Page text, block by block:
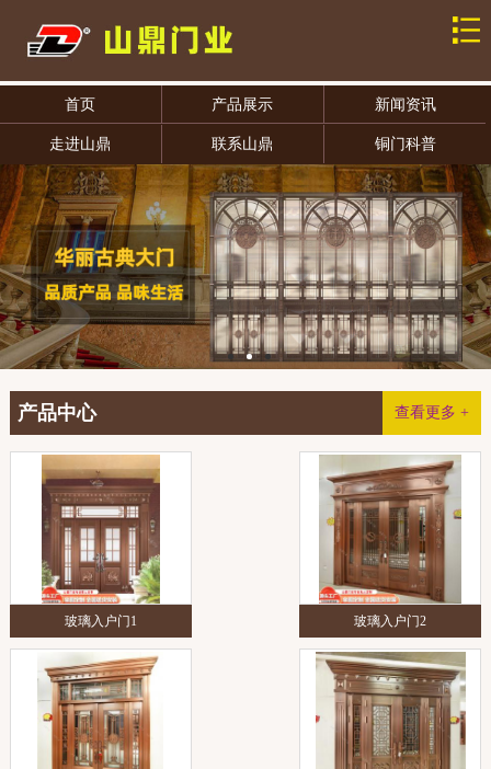
首页 产品展示 新闻资讯
走进山鼎 联系山鼎 铜门科普
查看更多 +
产品中心
玻璃入户门1 玻璃入户门2